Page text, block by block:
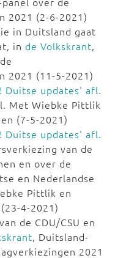
2021 (2-6-2021)
in Duitsland gaat
in de Volkskrant,
2021 (11-5-2021)
Duitse updates' afl.
Met Wiebke Pittlik
(7-5-2021)
Duitse updates' afl.
van de
en over de
en Nederlandse
Pittlik en
4-2021)
de CDU/CSU en
, Duitsland-
2021